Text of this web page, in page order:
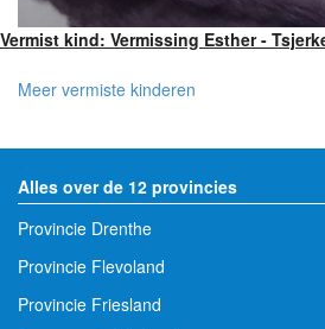
Vermist kind: Vermissing Esther -
Meer vermiste kinderen
Alles over de 12 provincies
Provincie Drenthe
Provincie Flevoland
Provincie Friesland